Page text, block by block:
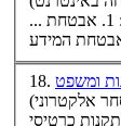
ופרטי משתמש להעזר בשירותי יועץ אבטחת מידע ע"מ להגביר את אמצעי האבטחה באתר. אבטחת מידע באינטרנט מתחלקת לתחומים שונים: 1. אבטחת
18.